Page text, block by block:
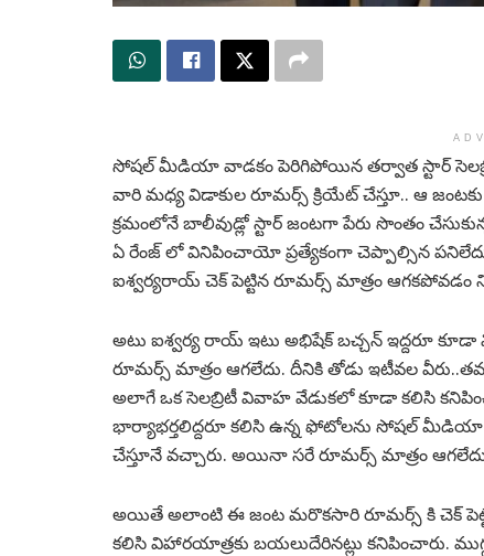
సోషల్ మీడియా వాడకం పెరిగిపోయిన తర్వాత స్టార్
వారి మధ్య విడాకుల రూమర్స్ క్రియేట్ చేస్తూ.. ఆ
క్రమంలోనే బాలీవుడ్లో స్టార్ జంటగా పేరు సొంతం
ఏ రేంజ్ లో వినిపించాయో ప్రత్యేకంగా చెప్పాల్సిన
ఐశ్వర్యరాయ్ చెక్ పెట్టిన రూమర్స్ మాత్రం
అటు ఐశ్వర్య రాయ్ ఇటు అభిషేక్ బచ్చన్ ఇద్దరూ
రూమర్స్ మాత్రం ఆగలేదు. దీనికి తోడు ఇటీవల
అలాగే ఒక సెలబ్రిటీ వివాహ వేడుకలో కూడా కలిసి
భార్యాభర్తలిద్దరూ కలిసి ఉన్న ఫోటోలను సోషల్ మీడియా
చేస్తూనే వచ్చారు. అయినా సరే రూమర్స్ మాత్రం
అయితే అలాంటి ఈ జంట మరొకసారి రూమర్స్ కి చెక్
కలిసి విహారయాత్రకు బయలుదేరినట్లు కనిపించారు.